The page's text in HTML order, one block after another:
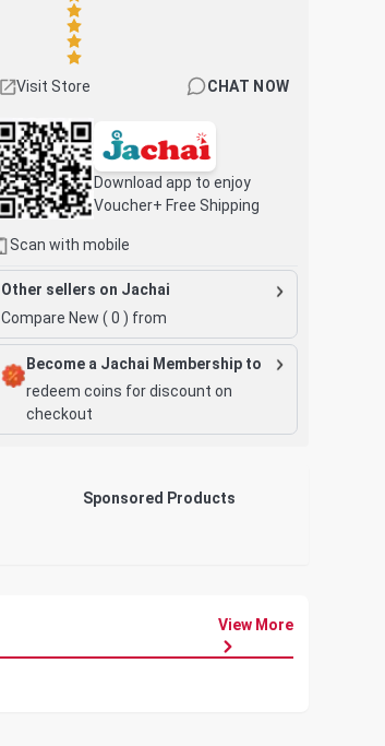
Visit Store CHAT NOW
Download app to enjoy
Voucher+ Free Shipping
Scan with mobile
Other sellers on Jachai
Compare New (0 ) from
Become a Jachai Membership to
redeem coins for discount on
checkout
Sponsored Products
View More